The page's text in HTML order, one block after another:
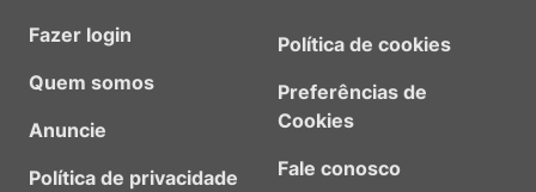
Fazer login
Quem somos
Anuncie
Política de privacidade
Política de cookies
Preferências de
Cookies
Fale conosco